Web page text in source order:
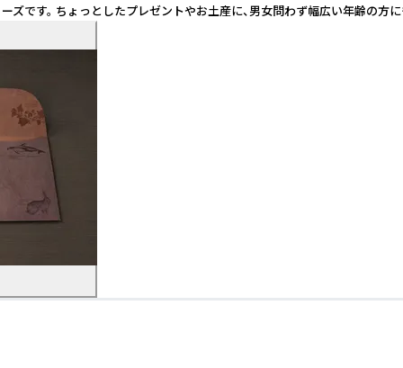
です。 ちょっとしたプレゼントやお土産に、男女問わず幅広い年齢の